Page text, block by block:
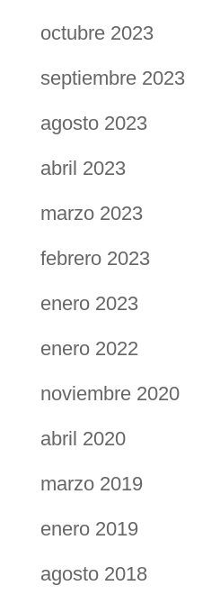
octubre 2023
septiembre 2023
agosto 2023
abril 2023
marzo 2023
febrero 2023
enero 2023
enero 2022
noviembre 2020
abril 2020
marzo 2019
enero 2019
agosto 2018